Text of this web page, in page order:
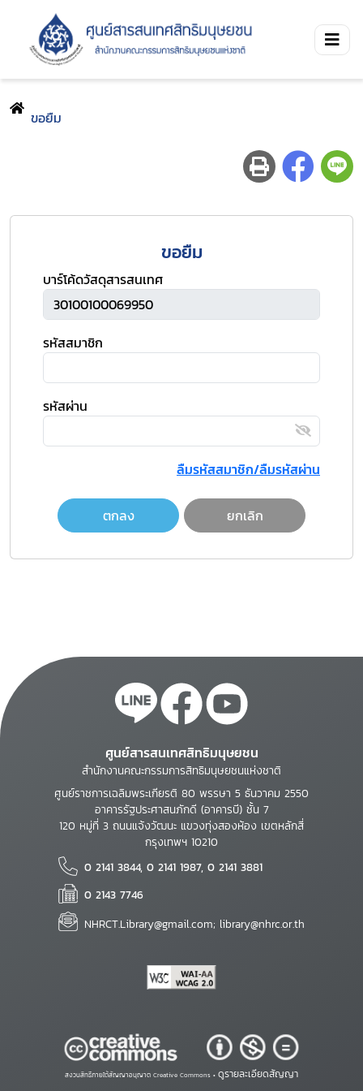
ขอยืม
ขอยืม
บาร์โค้ดวัสดุสารสนเทศ
รหัสสมาชิก
รหัสผ่าน
ลืมรหัสสมาชิก/ลืมรหัสผ่าน
ตกลง ยกเลิก
ศูนย์สารสนเทศสิทธิมนุษยชน
สำนักงานคณะกรรมการสิทธิมนุษยชนแห่งชาติ
ศูนย์ราชการเฉลิมพระเกียรติ 80 พรรษา 5 ธันวาคม 2550
อาคารรัฐประศาสนภักดี (อาคารบี) ชั้น 7
120 หมู่ที่ 3 ถนนแจ้งวัฒนะ แขวงทุ่งสองห้อง เขตหลักสี่
กรุงเทพฯ 10210
0 2141 3844, 0 2141 1987, 0 2141 3881
0 2143 7746
NHRCT.Library@gmail.com; library@nhrc.or.th
สงวนสิทธิ์ภายใต้สัญญาอนุญาต Creative Commons • ดูรายละเอียดสัญญา